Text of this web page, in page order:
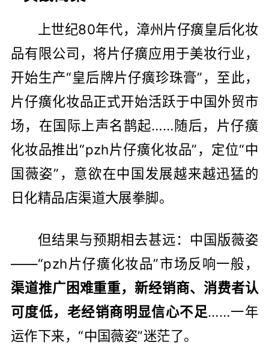
上世纪80年代，漳州片仔癀皇后化妆
品有限公司，将片仔癀应用于美妆行业，
开始生产“皇后牌片仔癀珍珠膏”，至此，
片仔癀化妆品正式开始活跃于中国外贸市
场，在国际上声名鹊起……随后，片仔癀
化妆品推出“pzh片仔癀化妆品”，定位“中
国薇姿”，意欲在中国发展越来越迅猛的
日化精品店渠道大展拳脚。
但结果与预期相去甚远：中国版薇姿
——“pzh片仔癀化妆品”市场反响一般，
渠道推广困难重重，新经销商、消费者认
可度低，老经销商明显信心不足……一年
运作下来，“中国薇姿”迷茫了。